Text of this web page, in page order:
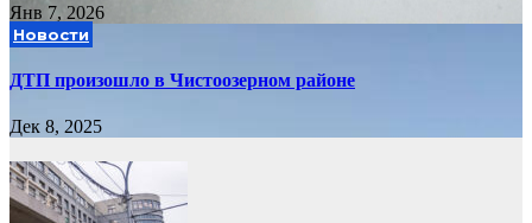
Янв 7, 2026
Новости
ДТП произошло в Чистоозерном районе
Дек 8, 2025